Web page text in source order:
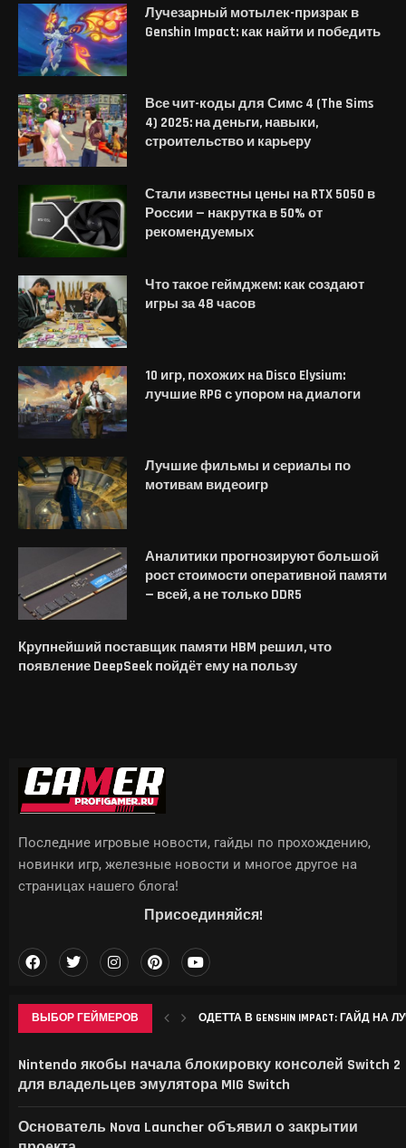
Лучезарный мотылек-призрак в
Genshin Impact: как найти и победить
Все чит-коды для Симс 4 (The Sims
4) 2025: на деньги, навыки,
строительство и карьеру
Стали известны цены на RTX 5050 в
России — накрутка в 50% от
рекомендуемых
Что такое геймджем: как создают
игры за 48 часов
10 игр, похожих на Disco Elysium:
лучшие RPG с упором на диалоги
Лучшие фильмы и сериалы по
мотивам видеоигр
Аналитики прогнозируют большой
рост стоимости оперативной памяти
— всей, а не только DDR5
Крупнейший поставщик памяти HBM решил, что
появление DeepSeek пойдёт ему на пользу
ВЫБОР ГЕЙМЕРОВ ОДЕТТА В GENSHIN IMPACT: ГАЙД НА
Nintendo якобы начала блокировку консолей Switch 2
для владельцев эмулятора MIG Switch
Основатель Nova Launcher объявил о закрытии
Последние игровые новости, гайды по прохождению,
новинки игр, железные новости и многое другое на
страницах нашего блога!
Присоединяйся!